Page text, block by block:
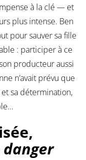
à la clé — et
plus intense. Ben
pour sauver sa fille
: participer à ce
producteur aussi
n’avait prévu que
sa détermination,